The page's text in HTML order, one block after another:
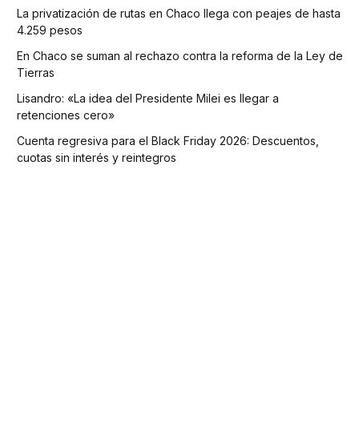
La privatización de rutas en Chaco llega con peajes de hasta
4.259 pesos
En Chaco se suman al rechazo contra la reforma de la Ley de
Tierras
Lisandro: «La idea del Presidente Milei es llegar a
retenciones cero»
Cuenta regresiva para el Black Friday 2026: Descuentos,
cuotas sin interés y reintegros